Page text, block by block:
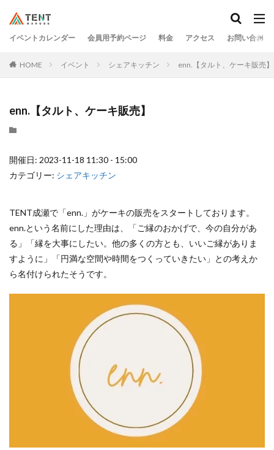
イベントカレンダー 会員用予約ページ 料金 アクセス お問い合わせ
HOME イベント シェアキッチン enn.【タルト、ケーキ販売】
enn.【タルト、ケーキ販売】
開催日: 2023-11-18 11:30 - 15:00
カテゴリー: シェアキッチン
TENT成瀬で「enn.」がケーキの販売をスタートしております。
enn.という名前にした理由は、「ご縁のおかげで、今の自分があ
る」「縁を大事にしたい。他の多くの方とも、いいご縁がありま
すように」「円満な空間や時間をつくっていきたい」との考えか
ら名付けられたそうです。